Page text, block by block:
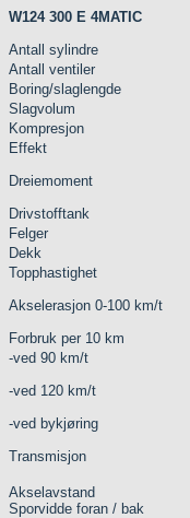
W124 300 E 4MATIC
Antall sylindre
Antall ventiler
Boring/slaglengde
Slagvolum
Kompresjon
Effekt
Dreiemoment
Drivstofftank
Felger
Dekk
Topphastighet
Akselerasjon 0-100 km/t
Forbruk per 10 km
-ved 90 km/t
-ved 120 km/t
-ved bykjøring
Transmisjon
Akselavstand
Sporvidde foran / bak